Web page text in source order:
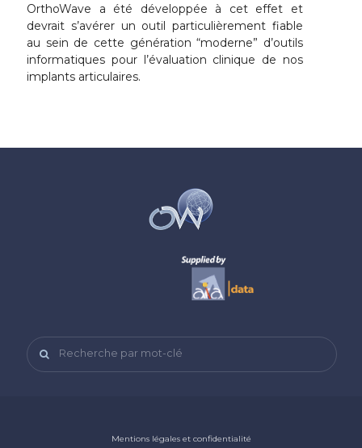
OrthoWave a été développée à cet effet et
devrait s’avérer un outil particulièrement fiable
au sein de cette génération “moderne” d’outils
informatiques pour l’évaluation clinique de nos
implants articulaires.
Recherche par mot-clé
Mentions légales et confidentialité